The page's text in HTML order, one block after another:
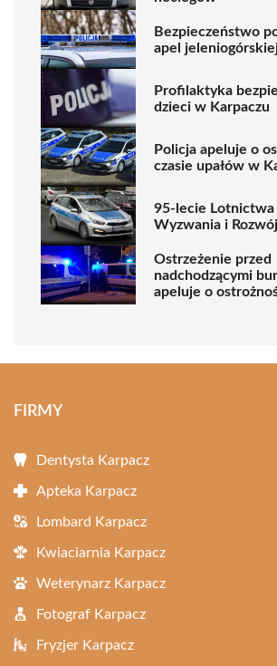
Bezpieczeństwo
apel
Profilaktyka
dzieci w Karpaczu
Policja apeluje o
czasie upałów w
95-lecie
Wyzwania i Rozwój
Ostrzeżenie przed
nadchodzącymi
apeluje o
FIRMY
Dentysta Karpacz
Apteka Karpacz
Lombard Karpacz
Kwiaciarnia Karpacz
Weterynarz Karpacz
Fotograf Karpacz
Fryzjer Karpacz